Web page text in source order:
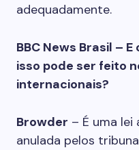
adequadamente.
BBC News Brasil –
isso pode ser feito
internacionais?
Browder – É uma lei
anulada pelos